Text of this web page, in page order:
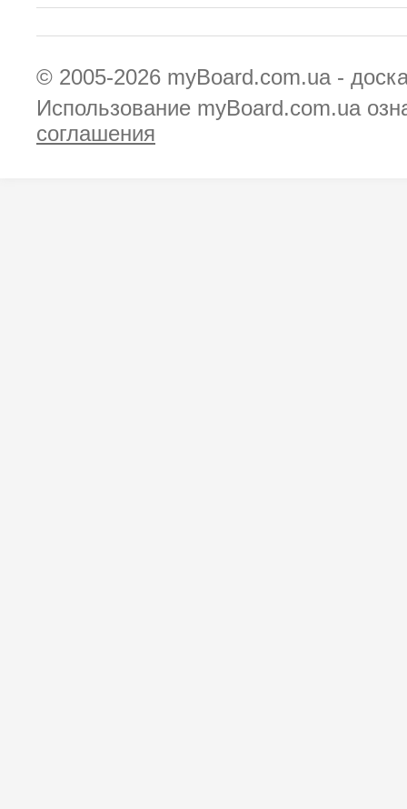
© 2005-2026 myBoard.com.ua -
Использование myBoard.com.ua
соглашения